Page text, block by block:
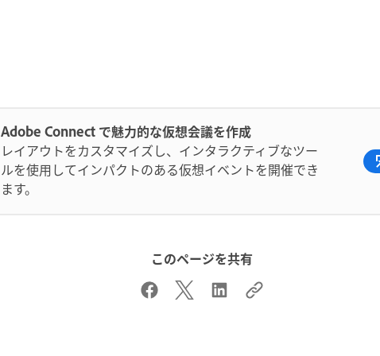
Adobe Connect で魅力的な仮想会議を作成
レイアウトをカスタマイズし、インタラクティブなツー
ルを使用してインパクトのある仮想イベントを開催でき
ます。
このページを共有